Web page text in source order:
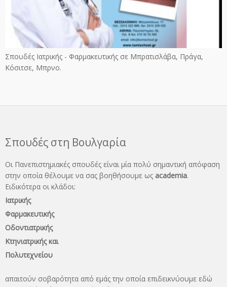
Σπουδές Ιατρικής - Φαρμακευτικής σε Μπρατισλάβα, Πράγα,
Κόσιτσε, Μπρνο.
Σπουδές στη Βουλγαρία
Οι Πανεπιστημιακές σπουδές είναι μία πολύ σημαντική απόφαση
στην οποία θέλουμε να σας βοηθήσουμε ως academia.
Ειδικότερα οι κλάδοι:
Ιατρικής
Φαρμακευτικής
Οδοντιατρικής
Κτηνιατρικής και
Πολυτεχνείου
απαιτούν σοβαρότητα από εμάς την οποία επιδεικνύουμε εδώ